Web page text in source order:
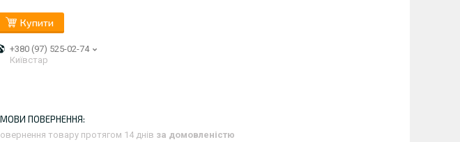
Купити
+380 (97) 525-02-74
Київстар
товару протягом 14 днів за домовленістю